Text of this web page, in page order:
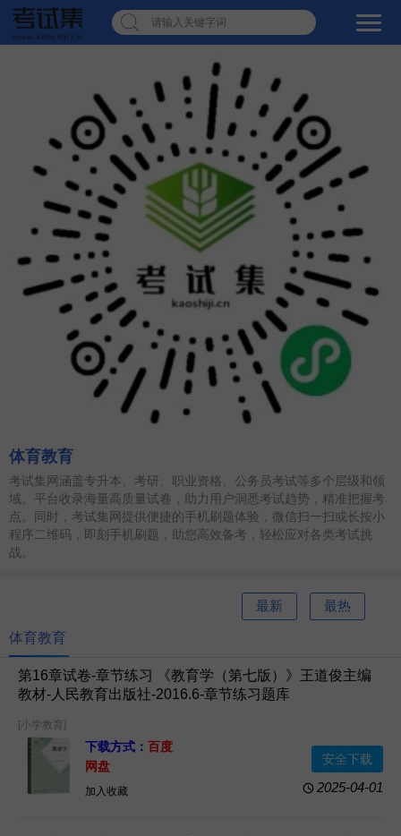
请输入关键字词
体育教育
考试集网涵盖专升本、考研、职业资格、公务员考试等多个层级和领
域。平台收录海量高质量试卷，助力用户洞悉考试趋势，精准把握考
点。同时，考试集网提供便捷的手机刷题体验，微信扫一扫或长按小
程序二维码，即刻手机刷题，助您高效备考，轻松应对各类考试挑
战。
最新 最热
体育教育
第16章试卷-章节练习 《教育学（第七版）》王道俊主编
教材-人民教育出版社-2016.6-章节练习题库
[小学教育]
下载方式： 百度
网盘
加入收藏 2025-04-01
安全下载